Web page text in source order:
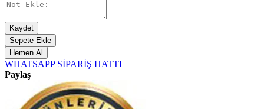
Kaydet
Sepete Ekle
Hemen Al
WHATSAPP SİPARİŞ HATTI
Paylaş